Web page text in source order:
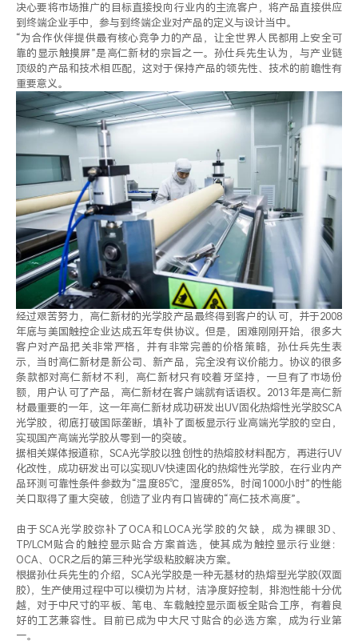
决心要将市场推广的目标直接投向行业内的主流客户，将产品直接供应
到终端企业手中，参与到终端企业对产品的定义与设计当中。
“为合作伙伴提供最有核心竞争力的产品，让全世界人民都用上安全可
靠的显示触摸屏”是高仁新材的宗旨之一。孙仕兵先生认为，与产业链
顶级的产品和技术相匹配，这对于保持产品的领先性、技术的前瞻性有
重要意义。
经过艰苦努力，高仁新材的光学胶产品最终得到客户的认可，并于2008
年底与美国触控企业达成五年专供协议。但是，困难刚刚开始，很多大
客户对产品把关非常严格，并有非常完善的价格策略，孙仕兵先生表
示，当时高仁新材是新公司、新产品，完全没有议价能力。协议的很多
条款都对高仁新材不利，高仁新材只有咬着牙坚持，一旦有了市场份
额，用户认可了产品，高仁新材在客户端就有话语权。2013年是高仁新
材最重要的一年，这一年高仁新材成功研发出UV固化热熔性光学胶SCA
光学胶，彻底打破国际垄断，填补了面板显示行业高端光学胶的空白，
实现国产高端光学胶从零到一的突破。
据相关媒体报道称，SCA光学胶以独创性的热熔胶材料配方，再进行UV
化改性，成功研发出可以实现UV快速固化的热熔性光学胶，在行业内产
品环测可靠性条件参数为“温度85℃，湿度85%，时间1000小时”的性能
关口取得了重大突破，创造了业内有口皆碑的“高仁技术高度”。
由于SCA光学胶弥补了OCA和LOCA光学胶的欠缺，成为裸眼3D、
TP/LCM贴合的触控显示贴合方案首选，使其成为触控显示行业继：
OCA、OCR之后的第三种光学级粘胶解决方案。
根据孙仕兵先生的介绍，SCA光学胶是一种无基材的热熔型光学胶(双面
胶)，生产使用过程中可以模切为片材，洁净度好控制，排泡性能十分优
越，对于中尺寸的平板、笔电、车载触控显示面板全贴合工序，有着良
好的工艺兼容性。目前已成为中大尺寸贴合的必选方案，成为行业第
一。